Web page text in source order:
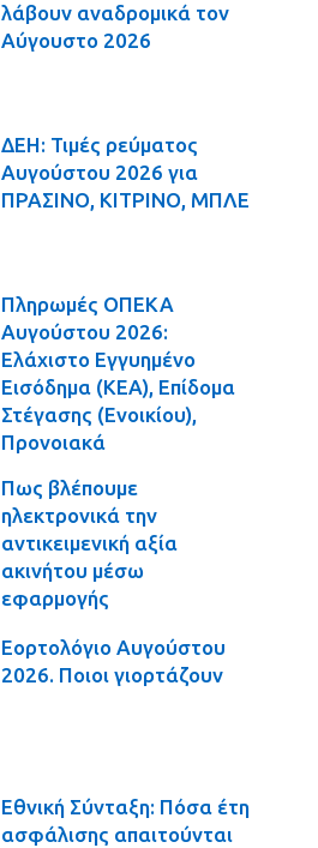
λάβουν αναδρομικά τον
Αύγουστο 2026
ΔΕΗ: Τιμές ρεύματος
Αυγούστου 2026 για
ΠΡΑΣΙΝΟ, ΚΙΤΡΙΝΟ, ΜΠΛΕ
Πληρωμές ΟΠΕΚΑ
Αυγούστου 2026:
Ελάχιστο Εγγυημένο
Εισόδημα (ΚΕΑ), Επίδομα
Στέγασης (Ενοικίου),
Προνοιακά
Πως βλέπουμε
ηλεκτρονικά την
αντικειμενική αξία
ακινήτου μέσω
εφαρμογής
Εορτολόγιο Αυγούστου
2026. Ποιοι γιορτάζουν
Εθνική Σύνταξη: Πόσα έτη
ασφάλισης απαιτούνται